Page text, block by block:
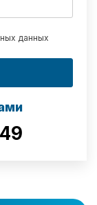
данных